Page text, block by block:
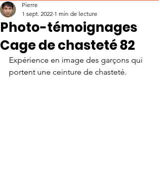
Photo-témoignages
Cage de chasteté 82
Pierre
1 sept. 2022 1 min de lecture
Expérience en image des garçons qui
portent une ceinture de chasteté.